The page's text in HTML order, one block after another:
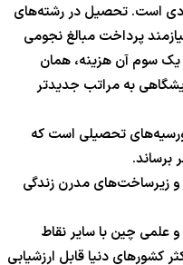
است. تحصیل در رشته‌های
پرداخت مبالغ نجومی
یک سوم آن هزینه، همان
به مراتب جدیدتر
تحصیلی است که
برساند.
و زیرساخت‌های مدرن زندگی
علمی چین با سایر نقاط
کشورهای دنیا قابل ارزشیابی